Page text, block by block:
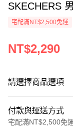
SKECHERS
宅配滿NT$2,500免運
NT$2,290
請選擇商品選項
付款與運送方式
宅配滿NT$2,500免